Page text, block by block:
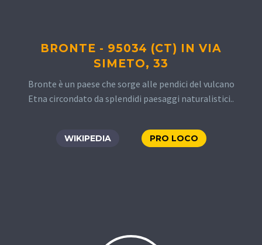
BRONTE - 95034 (CT) IN VIA
SIMETO, 33
Bronte è un paese che sorge alle pendici del vulcano
Etna circondato da splendidi paesaggi naturalistici..
WIKIPEDIA PRO LOCO